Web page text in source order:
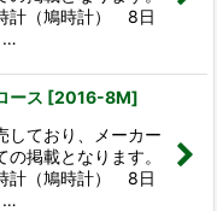
計（鳩時計） 8日
…
ース [2016-8M]
しており、メーカー
掲載となります。
計（鳩時計） 8日
…